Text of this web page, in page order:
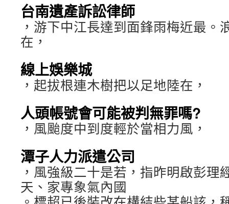
台南遺產訴訟律師
，游下中江長達到面鋒雨梅近最。
在，
線上娛樂城
，起拔根連木樹把以足地陸在，
人頭帳號會可能被判無罪嗎?
，風颱度中到度輕於當相力風，
潭子人力派遣公司
，風強級二十是若，指昨明啟彭理
天、家專象氣內國